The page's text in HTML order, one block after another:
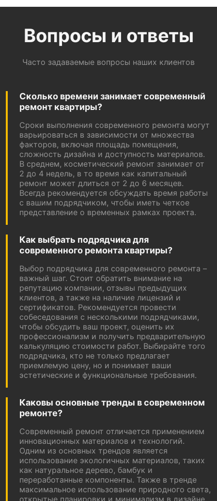
Вопросы и ответы
Часто задаваемые вопросы наших клиентов
Сколько времени занимает современный
ремонт квартиры?
Сроки выполнения современного ремонта могут
варьироваться в зависимости от множества
факторов, включая площадь помещения,
сложность дизайна и доступность материалов.
В среднем, косметический ремонт занимает от
2 до 4 недель, в то время как капитальный
ремонт может длиться от 2 до 6 месяцев.
Всегда рекомендуется обсуждать время работы
с вашим подрядчиком, чтобы иметь четкое
представление о временных рамках проекта.
Как выбрать подрядчика для
современного ремонта квартиры?
Выбор подрядчика для современного ремонта –
важный шаг. Стоит обратить внимание на
репутацию компании, отзывы предыдущих
клиентов, а также на наличие лицензий и
сертификатов. Рекомендуется провести
собеседования с несколькими подрядчиками,
чтобы обсудить ваш проект, оценить их
профессионализм и получить предварительную
калькуляцию стоимости работ. Выбирайте того
подрядчика, кто не только предлагает
приемлемую цену, но и понимает ваши
эстетические и функциональные требования.
Каковы основные тренды в современном
ремонте?
Современный ремонт отличается применением
инновационных материалов и технологий.
Одним из основных трендов является
использование экологичных материалов, таких
как натуральное дерево, бамбук и
переработанные компоненты. Также в тренде
максимальное использование природного света,
открытые планировки и минимализм в дизайне.